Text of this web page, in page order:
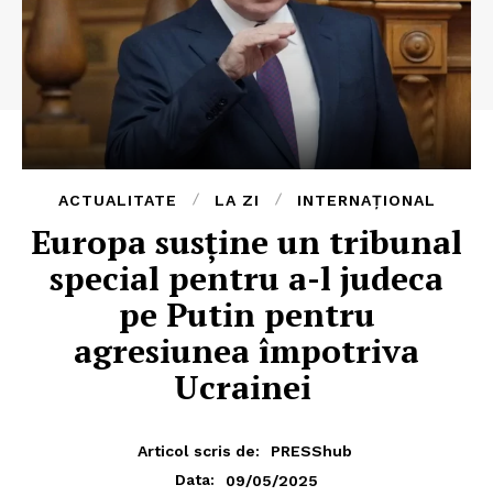
ACTUALITATE LA ZI INTERNAȚIONAL
Europa susține un tribunal
special pentru a-l judeca
pe Putin pentru
agresiunea împotriva
Ucrainei
Articol scris de:
PRESShub
Data:
09/05/2025